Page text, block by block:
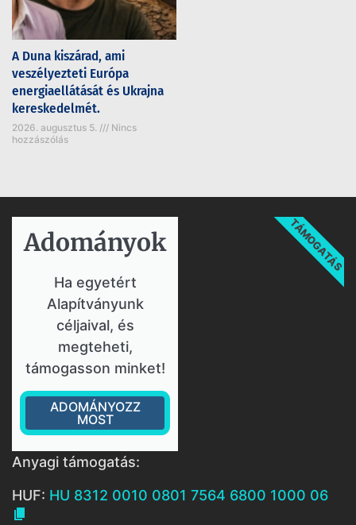
A Duna kiszárad, ami
veszélyezteti Európa
energiaellátását és Ukrajna
kereskedelmét.
2026. augusztus 5.
Nincs
hozzászólás
Adományok​
Ha egyetért
Alapítványunk
céljaival, és
megteheti,
támogasson minket!
ADOMÁNYOZZ
MOST
TÁMOGATÁS
Anyagi támogatás:
HUF: HU 8312 0010 0801 7564 6800 1000 06
